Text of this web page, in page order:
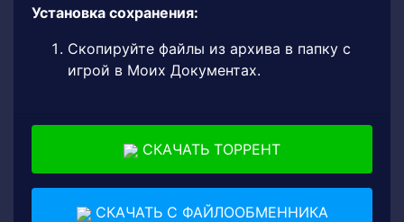
Установка сохранения:
Скопируйте файлы из архива в папку с
игрой в Моих Документах.
СКАЧАТЬ ТОРРЕНТ
СКАЧАТЬ С ФАЙЛООБМЕННИКА